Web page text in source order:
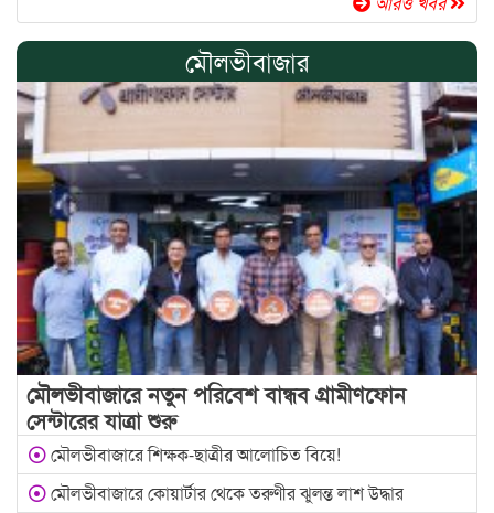
মৌলভীবাজার
মৌলভীবাজারে নতুন পরিবেশ বান্ধব গ্রামীণফোন
সেন্টারের যাত্রা শুরু
মৌলভীবাজারে শিক্ষক-ছাত্রীর আলোচিত বিয়ে!
মৌলভীবাজারে কোয়ার্টার থেকে তরুণীর ঝুলন্ত লাশ উদ্ধার